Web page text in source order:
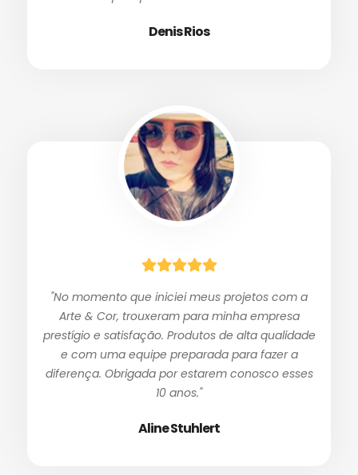
Denis Rios
"No momento que iniciei meus projetos com a
Arte & Cor, trouxeram para minha empresa
prestígio e satisfação. Produtos de alta qualidade
e com uma equipe preparada para fazer a
diferença. Obrigada por estarem conosco esses
10 anos."
Aline Stuhlert